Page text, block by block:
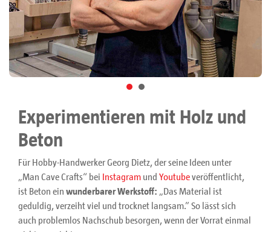
Experimentieren mit Holz und
Beton
Für Hobby-Handwerker Georg Dietz, der seine Ideen unter
„Man Cave Crafts“ bei Instagram und Youtubeveröffentlicht,
ist Beton ein wunderbarer Werkstoff: „Das Material ist
geduldig, verzeiht viel und trocknet langsam.” So lässt sich
auch problemlos Nachschub besorgen, wenn der Vorrat einmal